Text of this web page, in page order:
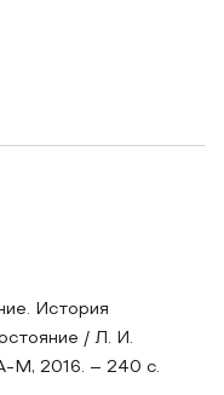
История
/ Л. И.
2016. – 240 с.